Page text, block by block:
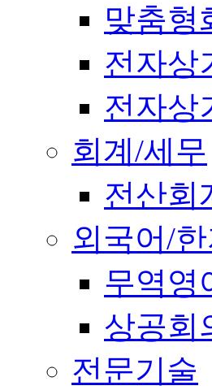
맞춤형
전자상
전자상
회계/세무
전산회
외국어/
무역영
상공회
전문기술